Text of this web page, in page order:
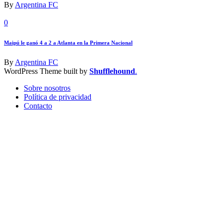
By Argentina FC
0
Maipú le ganó 4 a 2 a Atlanta en la Primera Nacional
By Argentina FC
WordPress Theme built by Shufflehound.
Sobre nosotros
Política de privacidad
Contacto